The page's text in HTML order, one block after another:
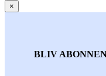
×
BLIV